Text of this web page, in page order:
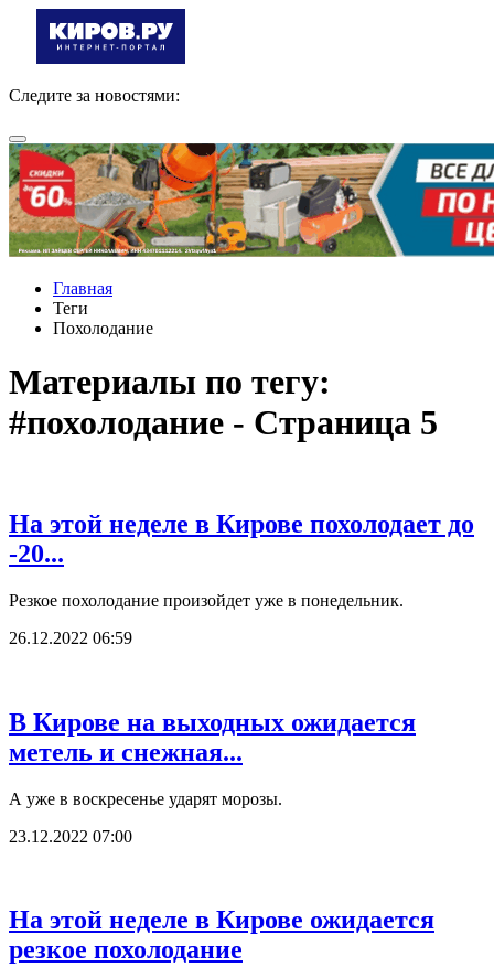
Следите за новостями:
Главная
Теги
Похолодание
Материалы по тегу:
#похолодание - Страница 5
На этой неделе в Кирове похолодает до
-20...
Резкое похолодание произойдет уже в понедельник.
26.12.2022 06:59
В Кирове на выходных ожидается
метель и снежная...
А уже в воскресенье ударят морозы.
23.12.2022 07:00
На этой неделе в Кирове ожидается
резкое похолодание